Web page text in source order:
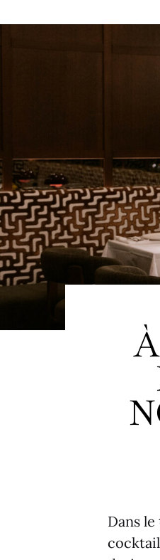
Dans